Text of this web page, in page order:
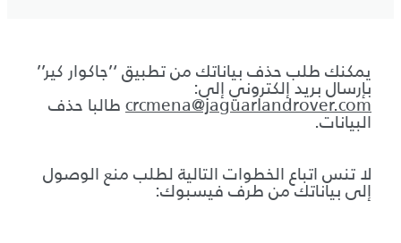
يمكنك طلب حذف بياناتك من تطبيق ‘’جاكوار كير’’
بإرسال بريد إلكتروني إلى:
crcmena@jaguarlandrover.comطالبا حذف
البيانات.
لا تنس اتباع الخطوات التالية لطلب منع الوصول
إلى بياناتك من طرف فيسبوك: